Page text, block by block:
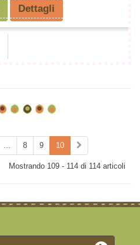
Dettagli
... 8 9 10
Mostrando 109 - 114 di 114 articoli